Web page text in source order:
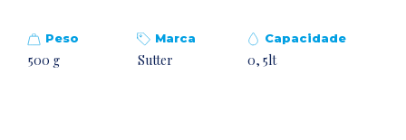
Peso
500 g
Marca
Sutter
Capacidade
0, 5lt